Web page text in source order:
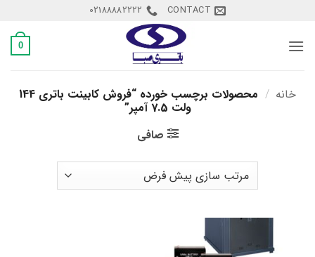
content
CONTACT
02188882222
0
خانه / محصولات برچسب خورده “فروش کابینت باتری 144
ولت 7.5 آمپر”
صافی